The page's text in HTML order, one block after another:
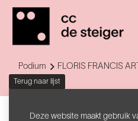
Podium FLORIS FRANCIS
Terug naar lijst
De Leiesessies
Deze website maakt gebruik